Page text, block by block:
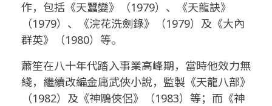
作，包括《天蠶變》（1979）、《天龍訣》
（1979）、《浣花洗劍錄》（1979）及《大內
群英》（1980）等。
蕭笙在八十年代踏入事業高峰期，當時他效力無
綫，繼續改編金庸武俠小說，監製《天龍八部》
（1982）及《神鵰俠侶》（1983）等；而《神